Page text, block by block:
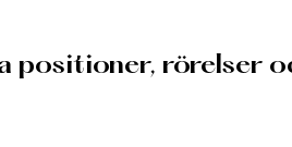
positioner, rörelser